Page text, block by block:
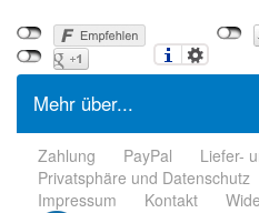
Mehr über...
Zahlung PayPal
Liefer-
Privatsphäre und Datenschutz
Impressum
Kontakt